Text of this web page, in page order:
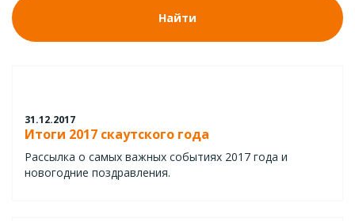
Найти
31.12.2017
Итоги 2017 скаутского года
Рассылка о самых важных событиях 2017 года и
новогодние поздравления.